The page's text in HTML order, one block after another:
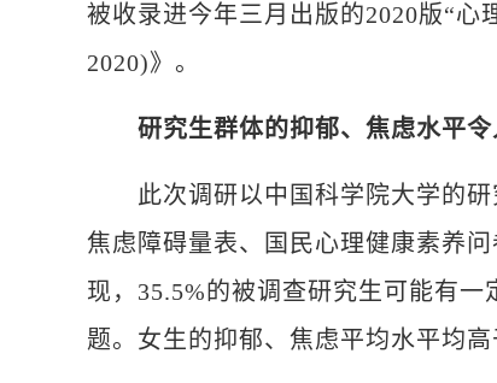
被收录进今年三月出版的2020版“心
2020)》。
研究生群体的抑郁、焦虑水平
此次调研以中国科学院大学的研
焦虑障碍量表、国民心理健康素养
现，35.5%的被调查研究生可能有一
题。女生的抑郁、焦虑平均水平均